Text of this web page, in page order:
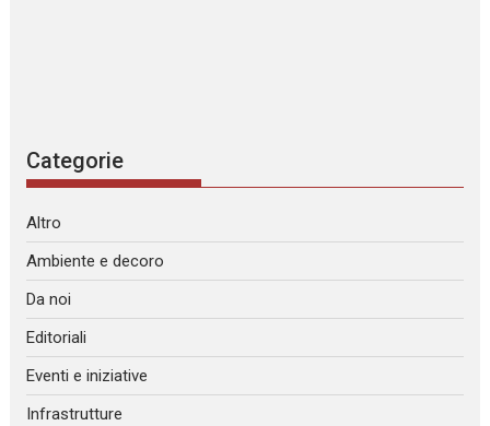
Categorie
Altro
Ambiente e decoro
Da noi
Editoriali
Eventi e iniziative
Infrastrutture